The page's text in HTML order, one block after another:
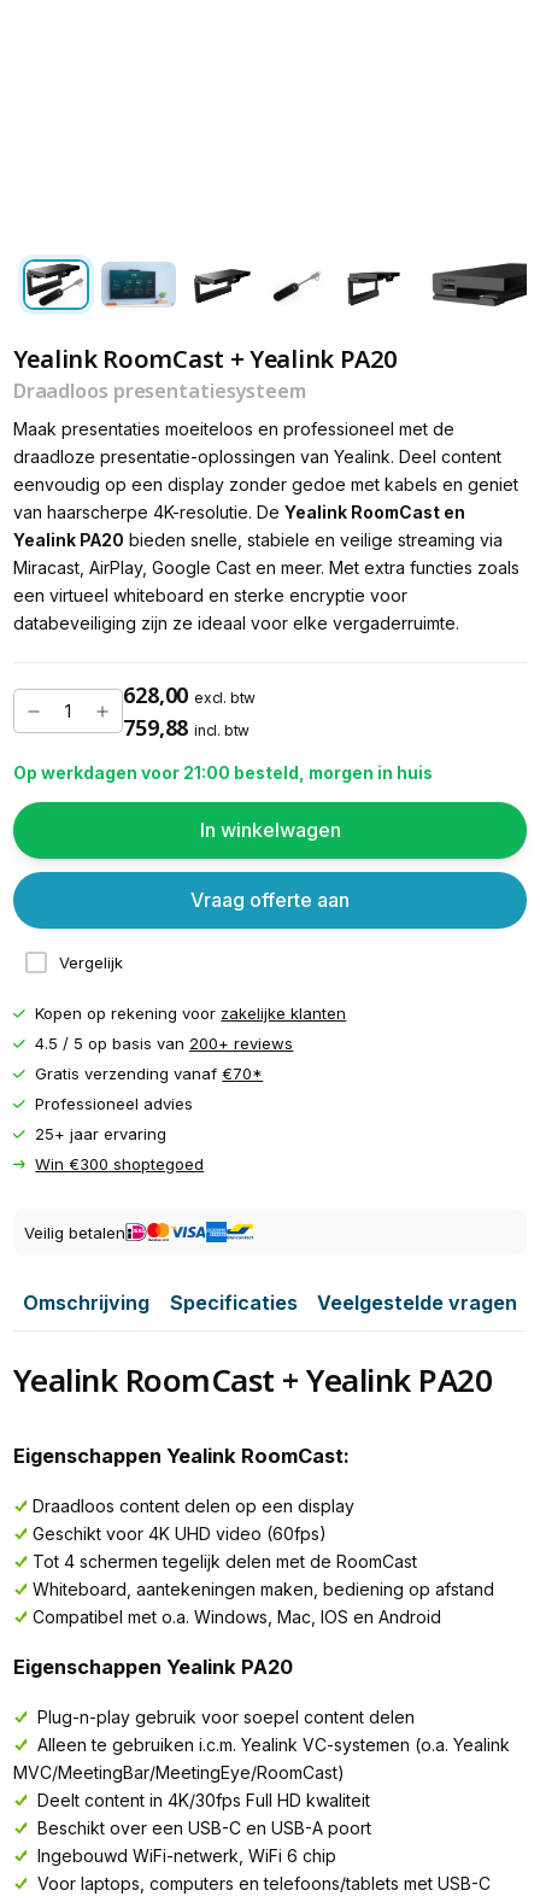
Yealink RoomCast + Yealink PA20
Draadloos presentatiesysteem
Maak presentaties moeiteloos en professioneel met de
draadloze presentatie-oplossingen van Yealink. Deel content
eenvoudig op een display zonder gedoe met kabels en geniet
van haarscherpe 4K-resolutie. De Yealink RoomCast en
Yealink PA20 bieden snelle, stabiele en veilige streaming via
Miracast, AirPlay, Google Cast en meer. Met extra functies zoals
een virtueel whiteboard en sterke encryptie voor
databeveiliging zijn ze ideaal voor elke vergaderruimte.
628,00 excl. btw
759,88 incl. btw
Op werkdagen voor 21:00 besteld, morgen in huis
In winkelwagen
Vergelijk
Vraag offerte aan
Kopen op rekening voor zakelijke klanten
4.5 / 5 op basis van 200+ reviews
Gratis verzending vanaf€70*
Professioneel advies
25+ jaar ervaring
Win €300 shoptegoed
Veilig betalen
Omschrijving Specificaties Veelgestelde vragen
Yealink RoomCast + Yealink PA20
Eigenschappen Yealink RoomCast:
Draadloos content delen op een display
Geschikt voor 4K UHD video (60fps)
Tot 4 schermen tegelijk delen met de RoomCast
Whiteboard, aantekeningen maken, bediening op afstand
Compatibel met o.a. Windows, Mac, IOS en Android
Eigenschappen Yealink PA20
Plug-n-play gebruik voor soepel content delen
Alleen te gebruiken i.c.m. Yealink VC-systemen (o.a. Yealink
MVC/MeetingBar/MeetingEye/RoomCast)
Deelt content in 4K/30fps Full HD kwaliteit
Beschikt over een USB-C en USB-A poort
Ingebouwd WiFi-netwerk, WiFi 6 chip
Voor laptops, computers en telefoons/tablets met USB-C